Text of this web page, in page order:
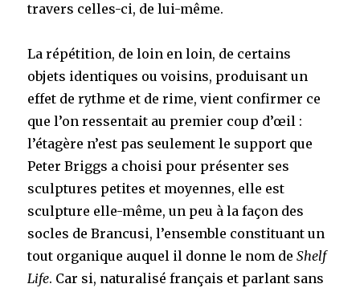
travers celles-ci, de lui-même.
La répétition, de loin en loin, de certains
objets identiques ou voisins, produisant un
effet de rythme et de rime, vient confirmer ce
que l’on ressentait au premier coup d’œil :
l’étagère n’est pas seulement le support que
Peter Briggs a choisi pour présenter ses
sculptures petites et moyennes, elle est
sculpture elle-même, un peu à la façon des
socles de Brancusi, l’ensemble constituant un
tout organique auquel il donne le nom deShelf
Life. Car si, naturalisé français et parlant sans